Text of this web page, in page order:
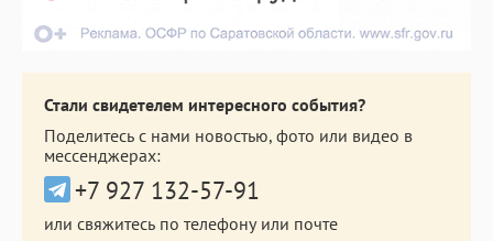
Стали свидетелем интересного события?
Поделитесь с нами новостью, фото или видео в
мессенджерах:
+7 927 132-57-91
или свяжитесь по телефону или почте